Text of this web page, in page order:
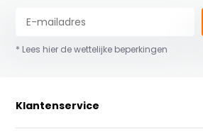
* Lees hier de wettelijke beperkingen
Klantenservice